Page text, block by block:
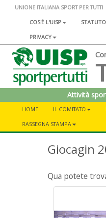
UNIONE ITALIANA SPORT PER TUTTI
COS'È L'UISP
PRIVACY
Attività
HOME IL COMITATO
RASSEGNA STAMPA
Giocagin
Qua potete